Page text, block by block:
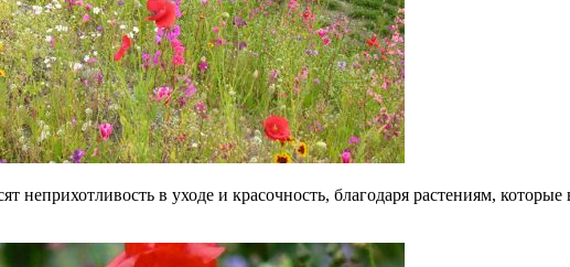
неприхотливость в уходе и красочность, благодаря растениям,